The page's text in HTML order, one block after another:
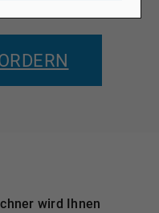
wird Ihnen